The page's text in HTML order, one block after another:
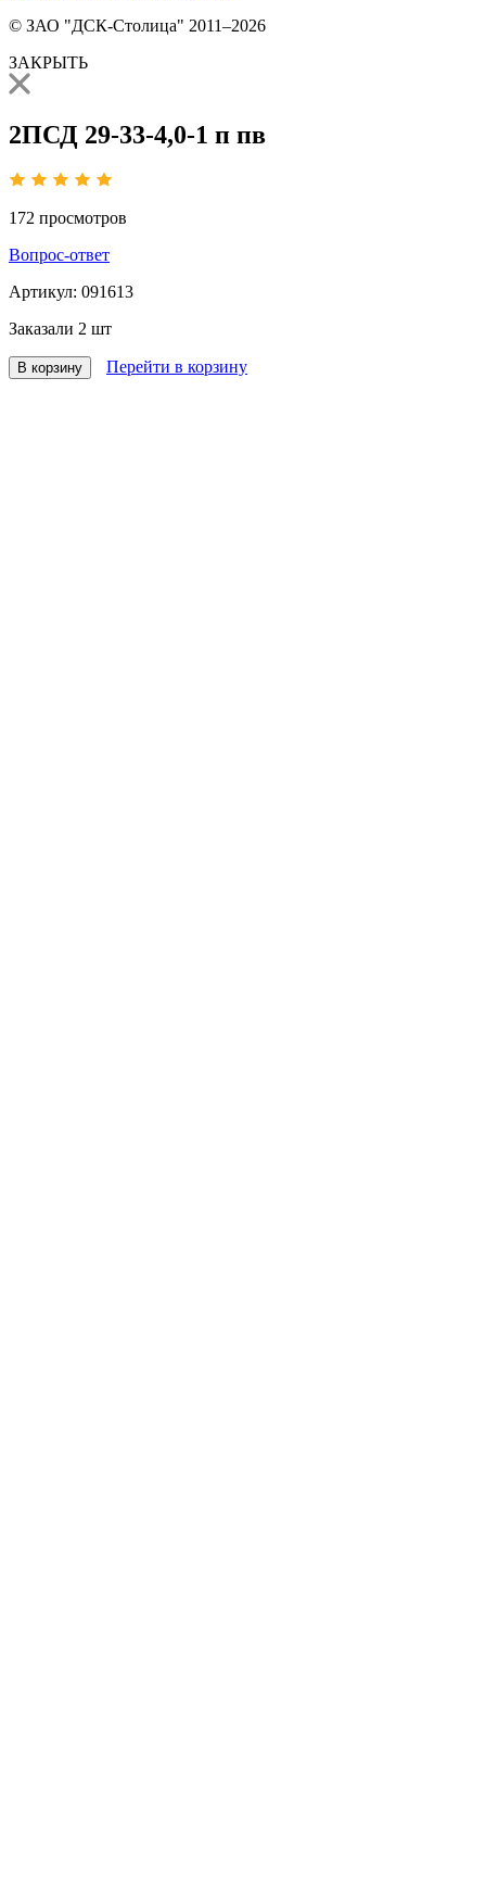
© ЗАО "ДСК-Столица" 2011–2026
ЗАКРЫТЬ
2ПСД 29-33-4,0-1 п пв
172 просмотров
Вопрос-ответ
Артикул: 091613
Заказали 2 шт
В корзину Перейти в корзину